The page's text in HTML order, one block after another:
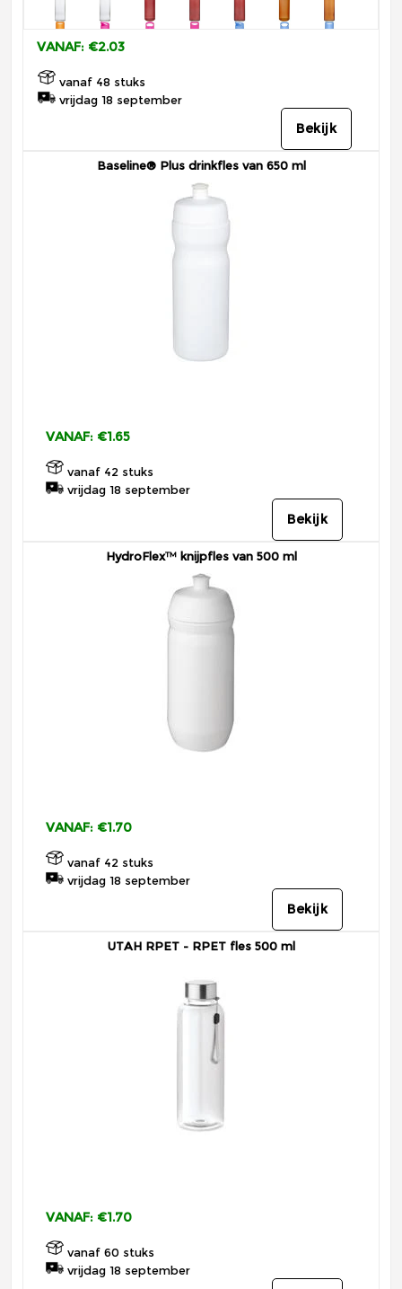
VANAF: €2.03
vanaf 48 stuks
vrijdag 18 september
Bekijk
Baseline® Plus drinkfles van 650 ml
VANAF: €1.65
vanaf 42 stuks
vrijdag 18 september
Bekijk
HydroFlex™ knijpfles van 500 ml
VANAF: €1.70
vanaf 42 stuks
vrijdag 18 september
Bekijk
UTAH RPET - RPET fles 500 ml
VANAF: €1.70
vanaf 60 stuks
vrijdag 18 september